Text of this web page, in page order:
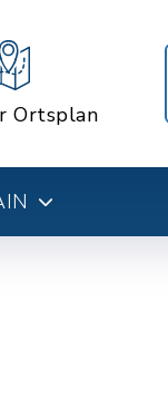
Ortsplan